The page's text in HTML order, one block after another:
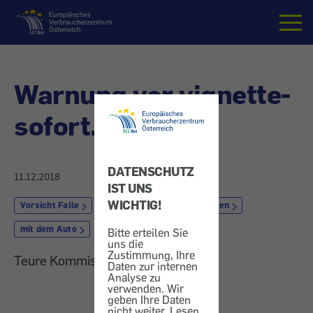
DATENSCHUTZ
IST UNS
WICHTIG!
Bitte erteilen Sie
uns die
Zustimmung, Ihre
Daten zur internen
Analyse zu
verwenden. Wir
geben Ihre Daten
Startseite
Warnung vor vignette-
sofort.at
11.12.2018
Vorsicht Falle Internetabzocke Reisen
mit dem Auto
Teure Kommission